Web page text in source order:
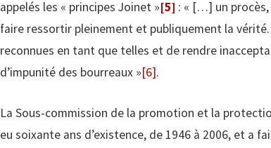
appelés les « principes Joinet »[5] : « […] un procès,
faire ressortir pleinement et publiquement la
reconnues en tant que telles et de rendre
d’impunité des bourreaux »[6].
La Sous-commission de la promotion et la
eu soixante ans d’existence, de 1946 à 2006, et a